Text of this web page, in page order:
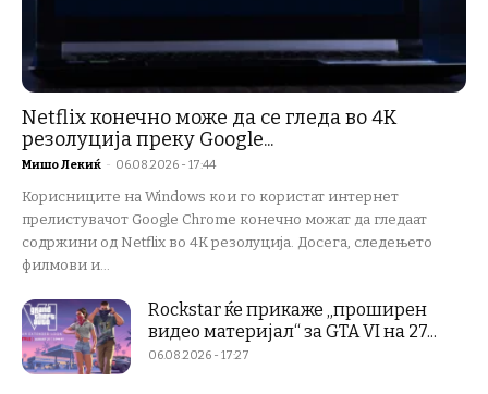
Netflix конечно може да се гледа во 4K
резолуција преку Google...
Мишо Лекиќ - 06.08.2026 - 17:44
Корисниците на Windows кои го користат интернет
прелистувачот Google Chrome конечно можат да гледаат
содржини од Netflix во 4K резолуција. Досега, следењето
филмови и...
Rockstar ќе прикаже „проширен
видео материјал“ за GTA VI на 27...
06.08.2026 - 17:27